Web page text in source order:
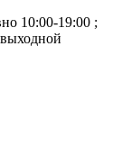
10:00-19:00 ;